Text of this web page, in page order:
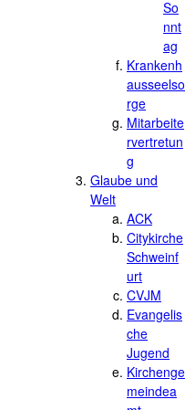
So
nnt
ag
Krankenh
ausseelso
rge
Mitarbeite
rvertretun
g
Glaube und
Welt
ACK
Citykirche
Schweinf
urt
CVJM
Evangelis
che
Jugend
Kirchenge
meindea